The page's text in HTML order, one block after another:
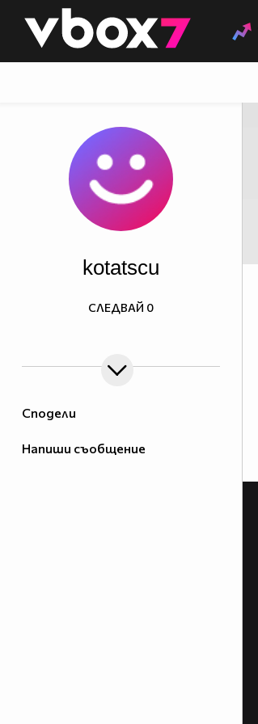
👾
Сподели
Напиши съобщение
kotatscu
СЛЕДВАЙ 0